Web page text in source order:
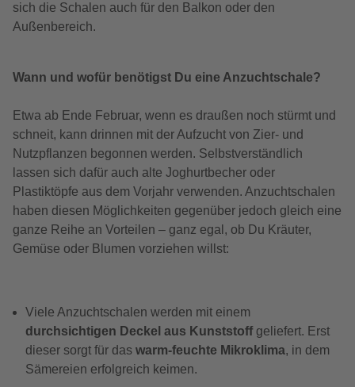
sich die Schalen auch für den Balkon oder den
Außenbereich.
Wann und wofür benötigst Du eine Anzuchtschale?
Etwa ab Ende Februar, wenn es draußen noch stürmt und
schneit, kann drinnen mit der Aufzucht von Zier- und
Nutzpflanzen begonnen werden. Selbstverständlich
lassen sich dafür auch alte Joghurtbecher oder
Plastiktöpfe aus dem Vorjahr verwenden. Anzuchtschalen
haben diesen Möglichkeiten gegenüber jedoch gleich eine
ganze Reihe an Vorteilen – ganz egal, ob Du Kräuter,
Gemüse oder Blumen vorziehen willst:
Viele Anzuchtschalen werden mit einem
durchsichtigen Deckel aus Kunststoffgeliefert. Erst
dieser sorgt für das warm-feuchte Mikroklima, in dem
Sämereien erfolgreich keimen.